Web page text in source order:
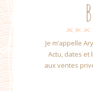
Je m’appelle
Actu, dates et
aux ventes